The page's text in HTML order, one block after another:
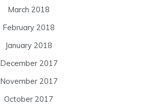
March 2018
February 2018
January 2018
December 2017
November 2017
October 2017